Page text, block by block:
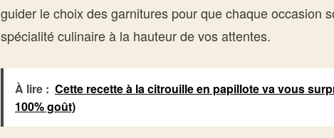
guider le choix des garnitures pour que chaque occasion
spécialité culinaire à la hauteur de vos attentes.
À lire : Cette recette à la citrouille en papillote va vous
100% goût)